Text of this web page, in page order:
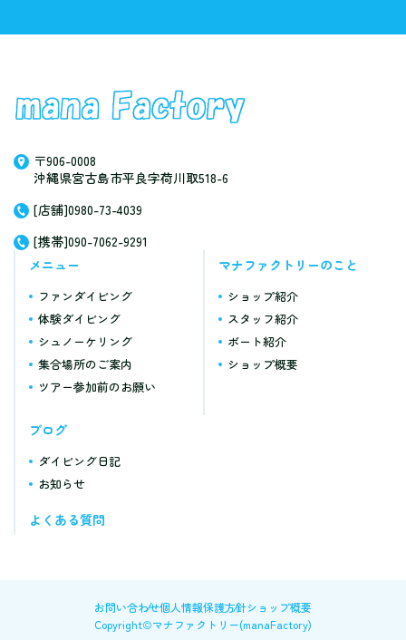
〒906-0008
沖縄県宮古島市平良字荷川取518-6
[店舗]0980-73-4039
[携帯]090-7062-9291
メニュー
ファンダイビング
体験ダイビング
シュノーケリング
集合場所のご案内
ツアー参加前のお願い
マナファクトリーのこと
ショップ紹介
スタッフ紹介
ボート紹介
ショップ概要
ブログ
ダイビング日記
お知らせ
よくある質問
お問い合わせ個人情報保護方針ショップ概要
Copyright©マナファクトリー(manaFactory)